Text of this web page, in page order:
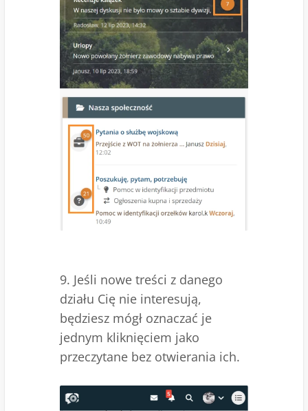
9. Jeśli nowe treści z danego
działu Cię nie interesują,
będziesz mógł oznaczać je
jednym kliknięciem jako
przeczytane bez otwierania ich.